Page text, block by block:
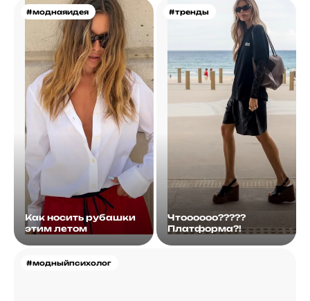
#моднаяидея
Как носить рубашки
этим летом
#тренды
Чтоооооо?????
Платформа?!
#модныйпсихолог